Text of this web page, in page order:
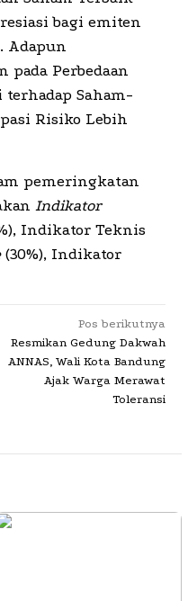
bagi emiten
Adapun
pada Perbedaan
Saham-
Risiko Lebih
pemeringkatan
Indikator
Indikator Teknis
(30%), Indikator
Pos berikutnya
Resmikan Gedung Dakwah
ANNAS, Wali Kota Bandung
Ajak Warga Merawat
Toleransi